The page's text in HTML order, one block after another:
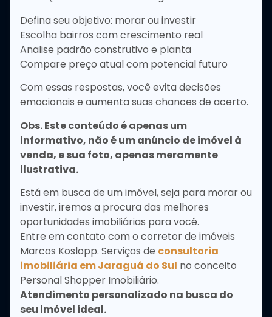
Defina seu objetivo: morar ou investir
Escolha bairros com crescimento real
Analise padrão construtivo e planta
Compare preço atual com potencial futuro
Com essas respostas, você evita decisões
emocionais e aumenta suas chances de acerto.
Obs. Este conteúdo é apenas um
informativo, não é um anúncio de imóvel à
venda, e sua foto, apenas meramente
ilustrativa.
Está em busca de um imóvel, seja para morar ou
investir, iremos a procura das melhores
oportunidades imobiliárias para você.
Entre em contato com o corretor de imóveis
Marcos Koslopp. Serviços de consultoria
imobiliária em Jaraguá do Sul no conceito
Personal Shopper Imobiliário.
Atendimento personalizado na busca do
seu imóvel ideal.